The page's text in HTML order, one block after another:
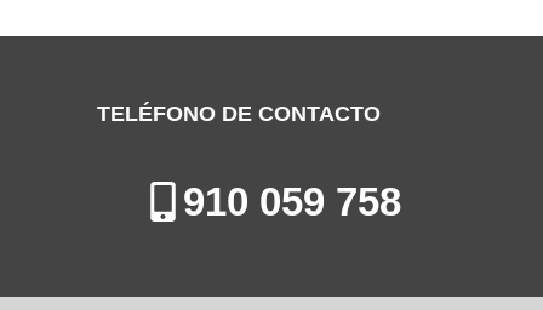
TELÉFONO DE CONTACTO
910 059 758